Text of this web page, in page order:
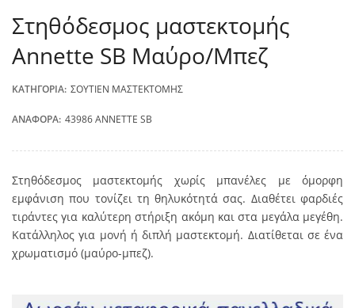
Στηθόδεσμος μαστεκτομής
Annette SB Μαύρο/Μπεζ
ΚΑΤΗΓΟΡΊΑ: ΣΟΥΤΙΈΝ ΜΑΣΤΕΚΤΟΜΉΣ
ΑΝΑΦΟΡΆ: 43986 ANNETTE SB
Στηθόδεσμος μαστεκτομής χωρίς μπανέλες με όμορφη
εμφάνιση που τονίζει τη θηλυκότητά σας. Διαθέτει φαρδιές
τιράντες για καλύτερη στήριξη ακόμη και στα μεγάλα μεγέθη.
Κατάλληλος για μονή ή διπλή μαστεκτομή. Διατίθεται σε ένα
χρωματισμό (μαύρο-μπεζ).